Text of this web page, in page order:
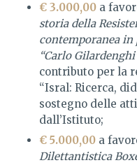
€ 3.000,00a
storia della
contemporanea
“Carlo
contributo per la
“Isral: Ricerca,
sostegno delle
dall’Istituto;
€ 5.000,00a
Dilettantistica